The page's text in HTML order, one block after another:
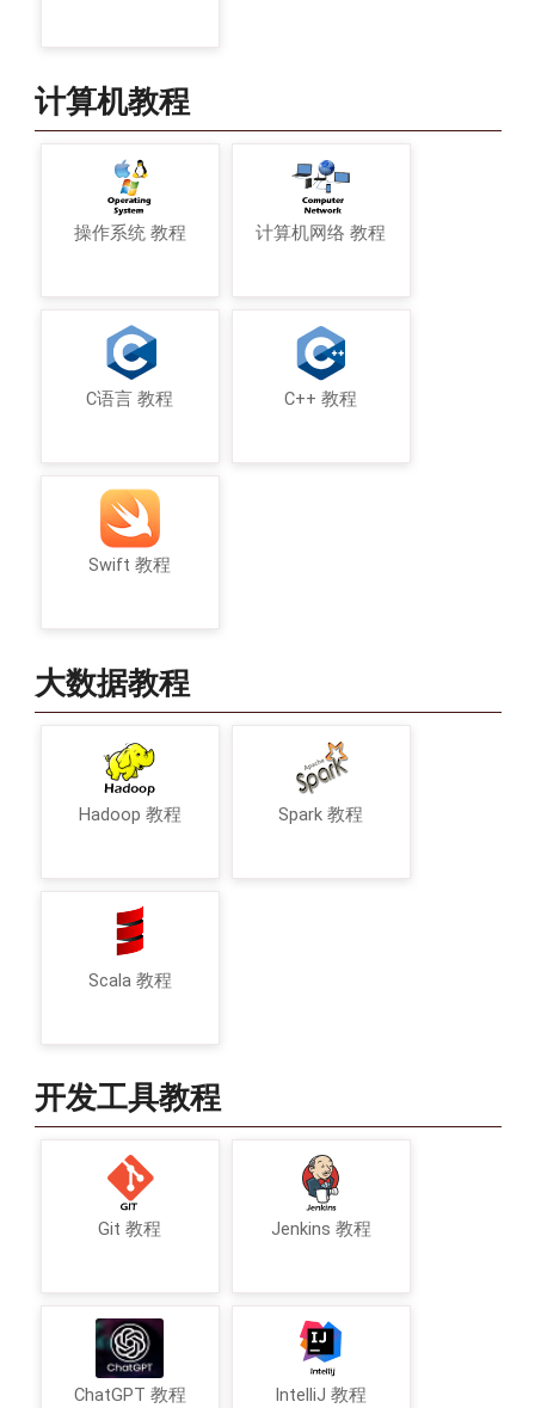
计算机教程
操作系统 教程 计算机网络 教程
C语言 教程 C++ 教程
Swift 教程
大数据教程
Hadoop 教程 Spark 教程
Scala 教程
开发工具教程
Git 教程 Jenkins 教程
ChatGPT 教程 IntelliJ 教程